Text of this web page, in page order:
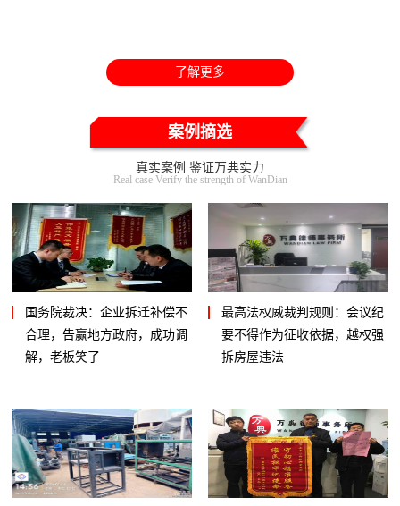
了解更多
案例摘选
真实案例 鉴证万典实力
Real case Verify the strength of WanDian
国务院裁决：企业拆迁补偿不
合理，告赢地方政府，成功调
解，老板笑了
最高法权威裁判规则：会议纪
要不得作为征收依据，越权强
拆房屋违法